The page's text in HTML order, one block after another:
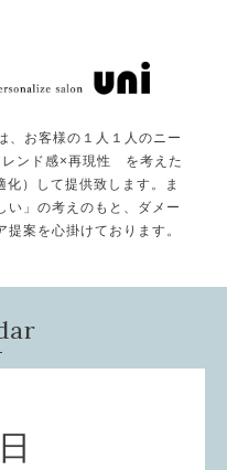
、お客様の１人１人のニー
レンド感×再現性 を考えた
）して提供致します。ま
い」の考えのもと、ダメー
案を心掛けております。